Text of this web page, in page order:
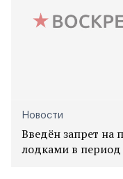
Новости
Введён запрет на
лодками в период